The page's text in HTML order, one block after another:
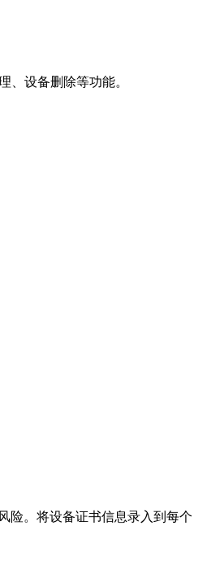
设备删除等功能。
险。将设备证书信息录入到每个